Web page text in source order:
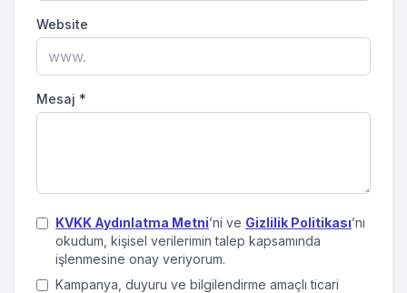
Website
Mesaj *
KVKK Aydınlatma Metni’ni ve Gizlilik Politikası’nı
okudum, kişisel verilerimin talep kapsamında
işlenmesine onay veriyorum.
Kampanya, duyuru ve bilgilendirme amaçlı ticari